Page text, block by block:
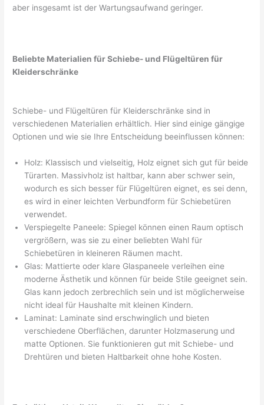
aber insgesamt ist der Wartungsaufwand geringer.
Beliebte Materialien für Schiebe- und Flügeltüren für
Kleiderschränke
Schiebe- und Flügeltüren für Kleiderschränke sind in
verschiedenen Materialien erhältlich. Hier sind einige gängige
Optionen und wie sie Ihre Entscheidung beeinflussen können:
Holz: Klassisch und vielseitig, Holz eignet sich gut für beide
Türarten. Massivholz ist haltbar, kann aber schwer sein,
wodurch es sich besser für Flügeltüren eignet, es sei denn,
es wird in einer leichten Verbundform für Schiebetüren
verwendet.
Verspiegelte Paneele: Spiegel können einen Raum optisch
vergrößern, was sie zu einer beliebten Wahl für
Schiebetüren in kleineren Räumen macht.
Glas: Mattierte oder klare Glaspaneele verleihen eine
moderne Ästhetik und können für beide Stile geeignet sein.
Glas kann jedoch zerbrechlich sein und ist möglicherweise
nicht ideal für Haushalte mit kleinen Kindern.
Laminat: Laminate sind erschwinglich und bieten
verschiedene Oberflächen, darunter Holzmaserung und
matte Optionen. Sie funktionieren gut mit Schiebe- und
Drehtüren und bieten Haltbarkeit ohne hohe Kosten.